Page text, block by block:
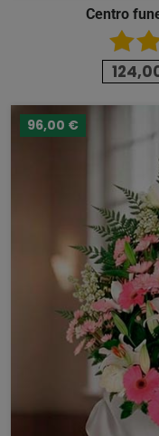
Centro
96,00 €